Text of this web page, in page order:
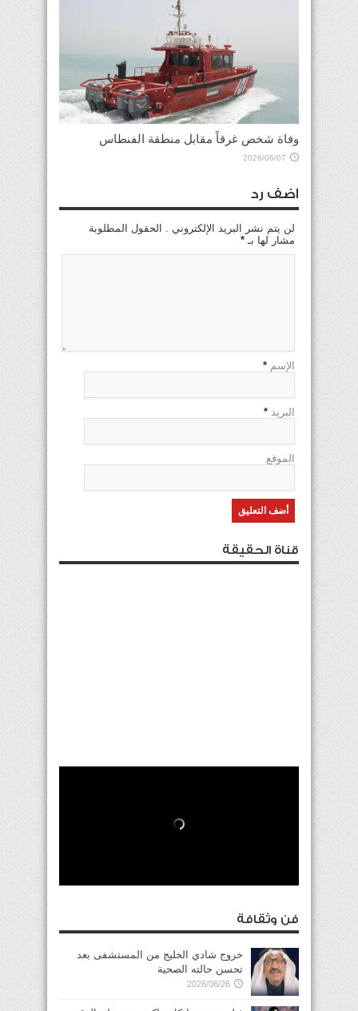
وفاة شخص غرقاً مقابل منطقة الفنطاس
2026/06/07
اضف رد
لن يتم نشر البريد الإلكتروني . الحقول المطلوبة
مشار لها بـ *
الإسم *
البريد *
الموقع
قناة الحقيقة
فن وثقافة
خروج شادي الخليج من المستشفى بعد
تحسن حالته الصحية
2026/06/26